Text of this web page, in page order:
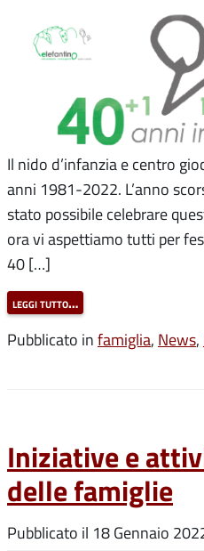
Il nido d’infanzia e centro
anni 1981-2022. L’anno
stato possibile celebrare
ora vi aspettiamo tutti per
40 […]
leggi tutto…
Pubblicato in famiglia, News,
Iniziative e
delle famiglie
Pubblicato il 18 Gennaio